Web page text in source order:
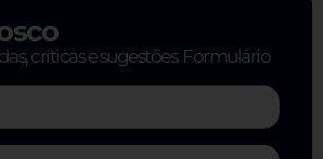
críticas e sugestões. Formulário